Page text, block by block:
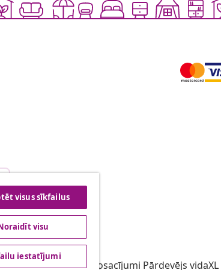
vidaXL
Par vidaXL
Noteikumi un nosacījumi Pārdevējs vidaXL
visus sīkfailus
visu
iestatījumi